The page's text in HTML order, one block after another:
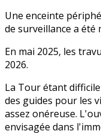
Une enceinte
de surveillance a été
En mai 2025, les
2026.
La Tour étant
des guides pour les
assez onéreuse.
envisagée dans